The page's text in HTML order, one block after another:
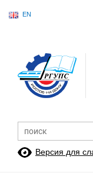
EN
Версия для